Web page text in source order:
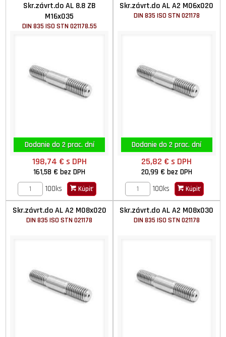
Skr.závrt.do AL 8.8 ZB
M16x035
DIN 835 ISO STN 021178.55
Dodanie do 2 prac. dní
198,74 € s DPH
161,58 €bez DPH
100ks
Kúpiť
Skr.závrt.do AL A2 M06x020
DIN 835 ISO STN 021178
Dodanie do 2 prac. dní
25,82 €s DPH
20,99 € bez DPH
100ks
Kúpiť
Skr.závrt.do AL A2 M08x020
DIN 835 ISO STN 021178
Skr.závrt.do AL A2 M08x030
DIN 835 ISO STN 021178